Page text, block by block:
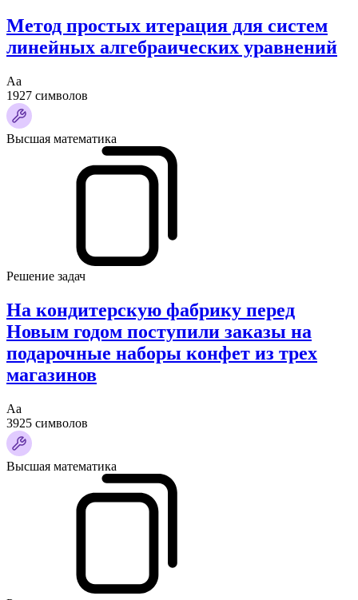
Метод простых итерация для систем
линейных алгебраических уравнений
Аа
1927 символов
Высшая математика
Решение задач
На кондитерскую фабрику перед
Новым годом поступили заказы на
подарочные наборы конфет из трех
магазинов
Аа
3925 символов
Высшая математика